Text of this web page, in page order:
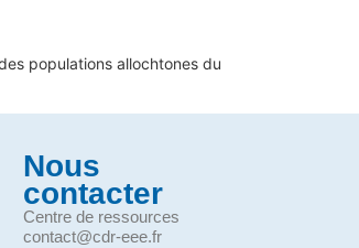
populations allochtones du
Nous
contacter
Centre de ressources
contact@cdr-eee.fr